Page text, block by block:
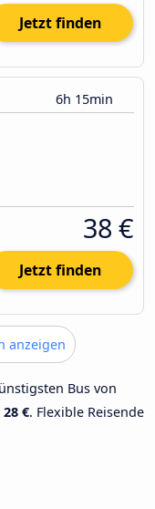
Jetzt finden
6h 15min
38 €
Jetzt finden
anzeigen
Bus von
28 €. Flexible Reisende